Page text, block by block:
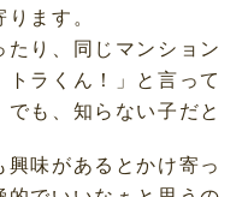
ます。
り、同じマンション
ラくん！」と言って
も、知らない子だと
味があるとかけ寄っ